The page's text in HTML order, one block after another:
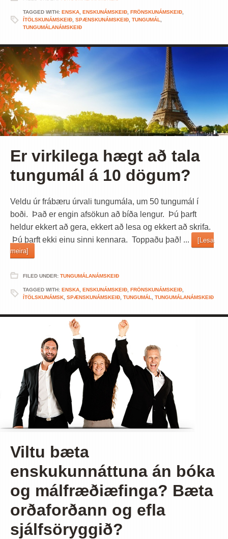
TAGGED WITH: ENSKA, ENSKUNÁMSKEIÐ, FRÖNSKUNÁMSKEIÐ,
ÍTÖLSKUNÁMSKEIÐ, SPÆNSKUNÁMSKEIÐ, TUNGUMÁL,
TUNGUMÁLANÁMSKEIÐ
Er virkilega hægt að tala
tungumál á 10 dögum?
Veldu úr frábæru úrvali tungumála, um 50 tungumál í
boði. Það er engin afsökun að bíða lengur. Þú þarft
heldur ekkert að gera, ekkert að lesa og ekkert að skrifa.
Þú þarft ekki einu sinni kennara. Toppaðu það! ...
[Lesa
meira]
FILED UNDER: TUNGUMÁLANÁMSKEIÐ
TAGGED WITH: ENSKA ENSKUNÁMSKEIÐ FRÖNSKUNÁMSKEIÐ
ÍTÖLSKUNÁMSK SPÆNSKUNÁMSKEIÐ TUNGUMÁL TUNGUMÁLANÁMSKEIÐ
Viltu bæta
enskukunnáttuna án bóka
og málfræðiæfinga? Bæta
orðaforðann og efla
sjálfsöryggið?